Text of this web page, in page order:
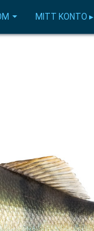
MITT KONTO ▸